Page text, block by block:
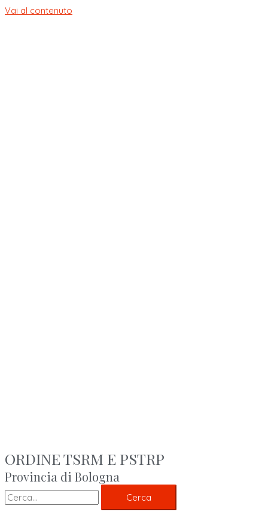
Vai al contenuto
ORDINE TSRM E PSTRP
Provincia di Bologna
Cerca